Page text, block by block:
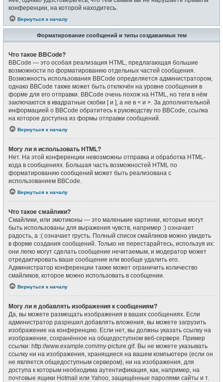
конференции, на которой находитесь.
Вернуться к началу
Форматирование сообщений и типы создаваемых тем
Что такое BBCode?
BBCode — это особая реализация HTML, предлагающая большие
возможности по форматированию отдельных частей сообщения.
Возможность использования BBCode определяется администратором,
однако BBCode также может быть отключён на уровне сообщения в
форме для его отправки. BBCode очень похож на HTML, но теги в нём
заключаются в квадратные скобки [ и ], а не в < и >. За дополнительной
информацией о BBCode обратитесь к руководству по BBCode, ссылка
на которое доступна из формы отправки сообщений.
Вернуться к началу
Могу ли я использовать HTML?
Нет. На этой конференции невозможны отправка и обработка HTML-
кода в сообщениях. Большая часть возможностей HTML по
форматированию сообщений может быть реализована с
использованием BBCode.
Вернуться к началу
Что такое смайлики?
Смайлики, или эмотиконы — это маленькие картинки, которые могут
быть использованы для выражения чувств, например :) означает
радость, а :( означает грусть. Полный список смайликов можно увидеть
в форме создания сообщений. Только не перестарайтесь, используя их:
они легко могут сделать сообщение нечитаемым, и модератор может
отредактировать ваше сообщение или вообще удалить его.
Администратор конференции также может ограничить количество
смайликов, которое можно использовать в сообщении.
Вернуться к началу
Могу ли я добавлять изображения к сообщениям?
Да, вы можете размещать изображения в ваших сообщениях. Если
администратор разрешил добавлять вложения, вы можете загрузить
изображение на конференцию. Если нет, вы должны указать ссылку на
изображение, сохранённое на общедоступном веб-сервере. Пример
ссылки: http://www.example.com/my-picture.gif. Вы не можете указывать
ссылку ни на изображения, хранящиеся на вашем компьютере (если он
не является общедоступным сервером), ни на изображения, для
доступа к которым необходима аутентификация, как, например, на
почтовые ящики Hotmail или Yahoo, защищённые паролями сайты и т.